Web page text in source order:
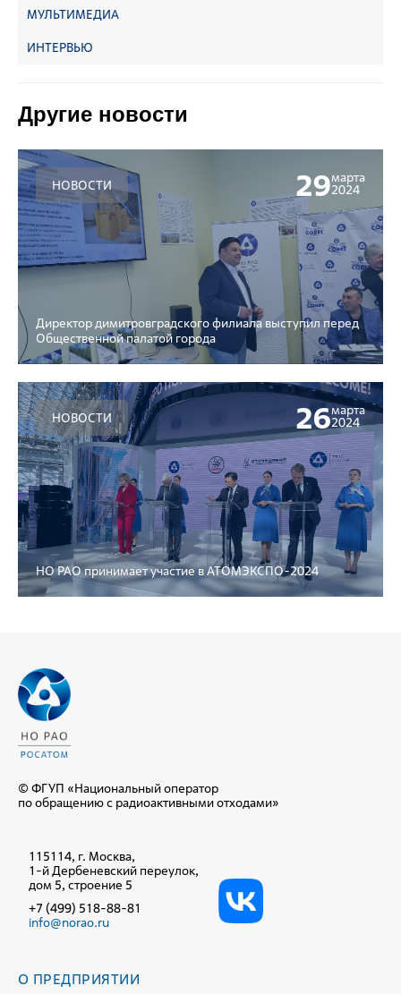
МУЛЬТИМЕДИА
ИНТЕРВЬЮ
Другие новости
НОВОСТИ 29марта
2024
Директор димитровградского филиала выступил перед
Общественной палатой города
НОВОСТИ 26марта
2024
НО РАО принимает участие в АТОМЭКСПО-2024
© ФГУП «Национальный оператор
по обращению с радиоактивными отходами»
115114, г. Москва,
1-й Дербеневский переулок,
дом 5, строение 5
+7 (499) 518-88-81
info@norao.ru
О ПРЕДПРИЯТИИ